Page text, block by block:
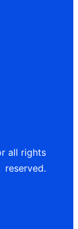
all rights
reserved.